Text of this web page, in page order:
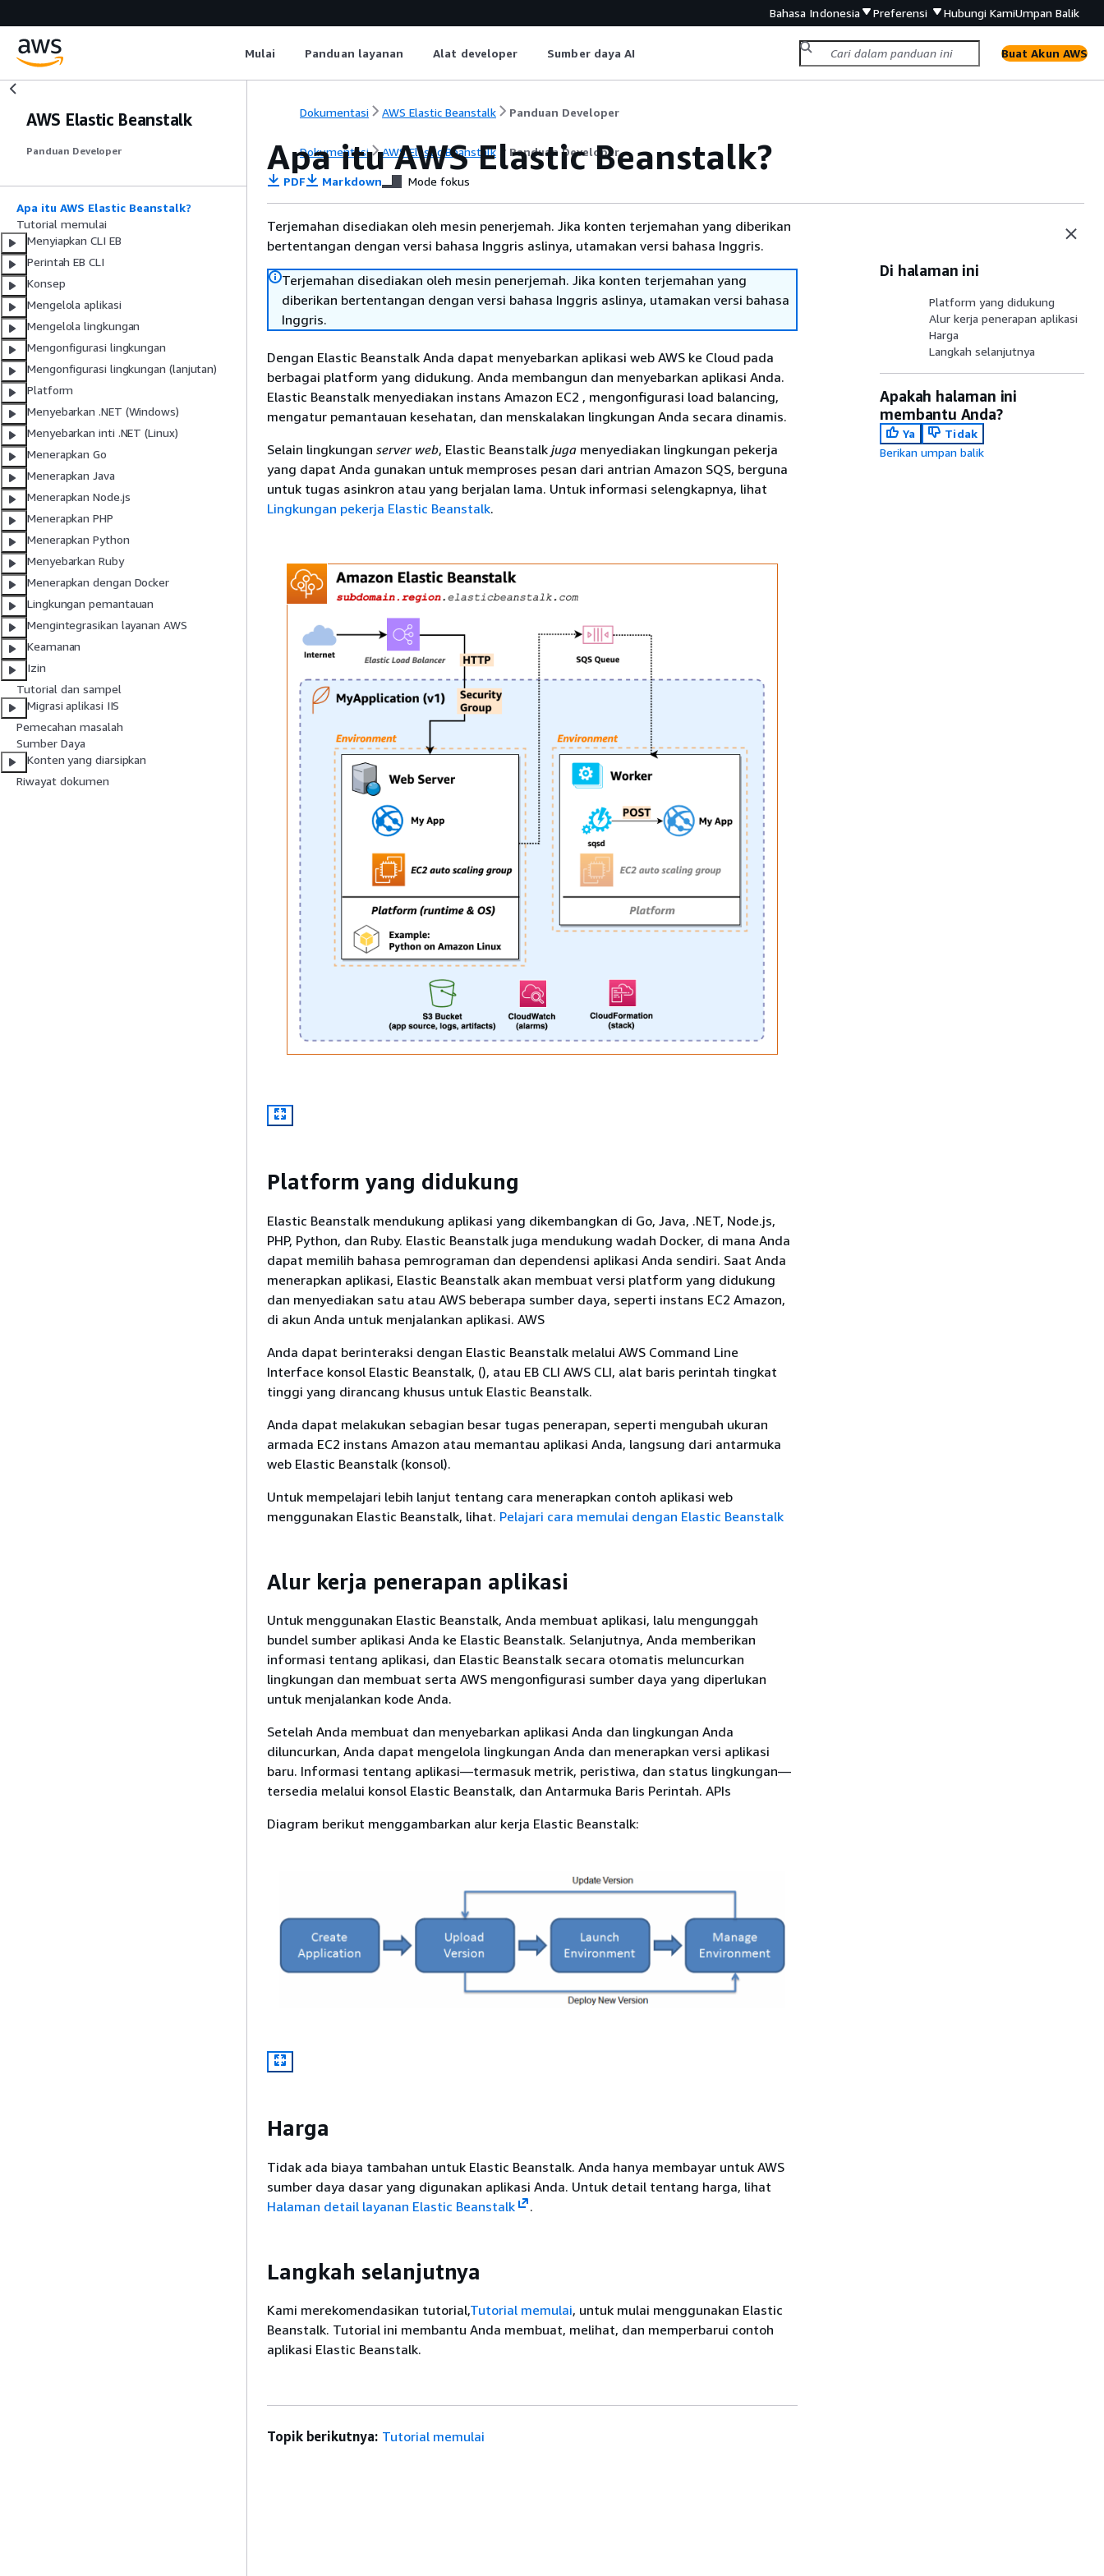
Bahasa Indonesia Preferensi Hubungi KamiUmpan Balik
Mulai Panduan layanan Alat developer Sumber daya AI Buat Akun AWS
AWS Elastic Beanstalk
Panduan Developer
Apa itu AWS Elastic Beanstalk?
Tutorial memulai
Menyiapkan CLI EB
Perintah EB CLI
Konsep
Mengelola aplikasi
Mengelola lingkungan
Mengonfigurasi lingkungan
Mengonfigurasi lingkungan (lanjutan)
Platform
Menyebarkan .NET (Windows)
Menyebarkan inti .NET (Linux)
Menerapkan Go
Menerapkan Java
Menerapkan Node.js
Menerapkan PHP
Menerapkan Python
Menyebarkan Ruby
Menerapkan dengan Docker
Lingkungan pemantauan
Mengintegrasikan layanan AWS
Keamanan
Izin
Tutorial dan sampel
Migrasi aplikasi IIS
Pemecahan masalah
Sumber Daya
Konten yang diarsipkan
Riwayat dokumen
Dokumentasi AWS Elastic Beanstalk Panduan Developer
Dokumentasi AWS Elastic Beanstalk Panduan Developer
Apa itu AWS Elastic Beanstalk?
PDF Markdown Mode fokus
Terjemahan disediakan oleh mesin penerjemah. Jika konten terjemahan yang diberikan
bertentangan dengan versi bahasa Inggris aslinya, utamakan versi bahasa Inggris.
Terjemahan disediakan oleh mesin penerjemah. Jika konten terjemahan yang
diberikan bertentangan dengan versi bahasa Inggris aslinya, utamakan versi bahasa
Inggris.
Dengan Elastic Beanstalk Anda dapat menyebarkan aplikasi web AWS ke Cloud pada
berbagai platform yang didukung. Anda membangun dan menyebarkan aplikasi Anda.
Elastic Beanstalk menyediakan instans Amazon EC2 , mengonfigurasi load balancing,
mengatur pemantauan kesehatan, dan menskalakan lingkungan Anda secara dinamis.
Selain lingkungan server web, Elastic Beanstalk juga menyediakan lingkungan pekerja
yang dapat Anda gunakan untuk memproses pesan dari antrian Amazon SQS, berguna
untuk tugas asinkron atau yang berjalan lama. Untuk informasi selengkapnya, lihat
Lingkungan pekerja Elastic Beanstalk.
Platform yang didukung
Elastic Beanstalk mendukung aplikasi yang dikembangkan di Go, Java, .NET, Node.js,
PHP, Python, dan Ruby. Elastic Beanstalk juga mendukung wadah Docker, di mana Anda
dapat memilih bahasa pemrograman dan dependensi aplikasi Anda sendiri. Saat Anda
menerapkan aplikasi, Elastic Beanstalk akan membuat versi platform yang didukung
dan menyediakan satu atau AWS beberapa sumber daya, seperti instans EC2 Amazon,
di akun Anda untuk menjalankan aplikasi. AWS
Anda dapat berinteraksi dengan Elastic Beanstalk melalui AWS Command Line
Interface konsol Elastic Beanstalk, (), atau EB CLI AWS CLI, alat baris perintah tingkat
tinggi yang dirancang khusus untuk Elastic Beanstalk.
Anda dapat melakukan sebagian besar tugas penerapan, seperti mengubah ukuran
armada EC2 instans Amazon atau memantau aplikasi Anda, langsung dari antarmuka
web Elastic Beanstalk (konsol).
Untuk mempelajari lebih lanjut tentang cara menerapkan contoh aplikasi web
menggunakan Elastic Beanstalk, lihat. Pelajari cara memulai dengan Elastic Beanstalk
Alur kerja penerapan aplikasi
Untuk menggunakan Elastic Beanstalk, Anda membuat aplikasi, lalu mengunggah
bundel sumber aplikasi Anda ke Elastic Beanstalk. Selanjutnya, Anda memberikan
informasi tentang aplikasi, dan Elastic Beanstalk secara otomatis meluncurkan
lingkungan dan membuat serta AWS mengonfigurasi sumber daya yang diperlukan
untuk menjalankan kode Anda.
Setelah Anda membuat dan menyebarkan aplikasi Anda dan lingkungan Anda
diluncurkan, Anda dapat mengelola lingkungan Anda dan menerapkan versi aplikasi
baru. Informasi tentang aplikasi—termasuk metrik, peristiwa, dan status lingkungan—
tersedia melalui konsol Elastic Beanstalk, dan Antarmuka Baris Perintah. APIs
Diagram berikut menggambarkan alur kerja Elastic Beanstalk:
Harga
Tidak ada biaya tambahan untuk Elastic Beanstalk. Anda hanya membayar untuk AWS
sumber daya dasar yang digunakan aplikasi Anda. Untuk detail tentang harga, lihat
Halaman detail layanan Elastic Beanstalk
.
Langkah selanjutnya
Kami merekomendasikan tutorial,Tutorial memulai, untuk mulai menggunakan Elastic
Beanstalk. Tutorial ini membantu Anda membuat, melihat, dan memperbarui contoh
aplikasi Elastic Beanstalk.
Di halaman ini
Platform yang didukung
Alur kerja penerapan aplikasi
Harga
Langkah selanjutnya
Apakah halaman ini
membantu Anda?
Ya
Tidak
Berikan umpan balik
Topik berikutnya: Tutorial memulai